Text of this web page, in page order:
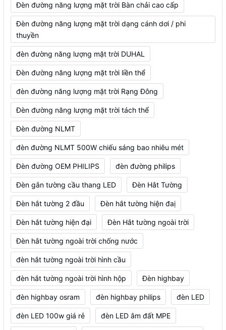
Đèn đường năng lượng mặt trời Bàn chải cao cấp
Đèn đường năng lượng mặt trời dạng cánh dơi / phi
thuyền
đèn đường năng lượng mặt trời DUHAL
Đèn đường năng lượng mặt trời liền thể
đèn đường năng lượng mặt trời Rạng Đông
Đèn đường năng lượng mặt trời tách thể
Đèn đường NLMT
đèn đường NLMT 500W chiếu sáng bao nhiêu mét
Đèn đường OEM PHILIPS đèn đường philips
Đèn gắn tường cầu thang LED Đèn Hắt Tường
Đèn hắt tường 2 đầu Đèn hắt tường hiện đaị
Đèn hắt tường hiện đại Đèn Hắt tường ngoài trời
Đèn hắt tường ngoài trời chống nước
đèn hắt tường ngoài trời hình cầu
đèn hắt tường ngoài trời hình hộp Đèn highbay
đèn highbay osram đèn highbay philips đèn LED
đèn LED 100w giá rẻ đèn LED âm đất MPE